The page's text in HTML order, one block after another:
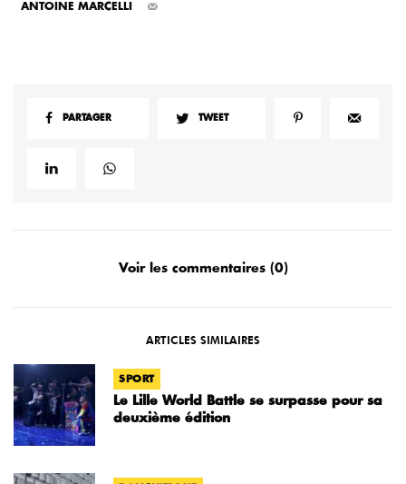
ANTOINE MARCELLI
PARTAGER TWEET
Voir les commentaires (0)
ARTICLES SIMILAIRES
SPORT
Le Lille World Battle se surpasse pour sa
deuxième édition